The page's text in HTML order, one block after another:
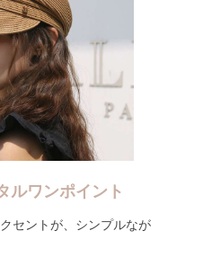
ルワンポイント
セントが、シンプルなが